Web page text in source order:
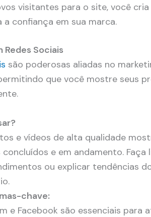
visitantes para o site, você
a confiança em sua marca.
Redes Sociais
são poderosas aliadas no
que você mostre seus
e vídeos de alta qualidade
e em andamento. Faça
ou explicar tendências
chave:
e Facebook são essenciais para